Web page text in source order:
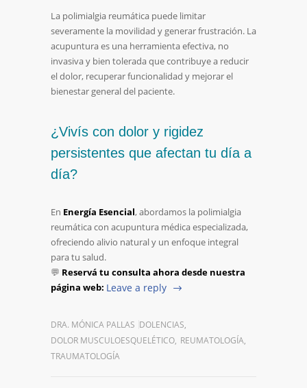
La polimialgia reumática puede limitar
severamente la movilidad y generar frustración. La
acupuntura es una herramienta efectiva, no
invasiva y bien tolerada que contribuye a reducir
el dolor, recuperar funcionalidad y mejorar el
bienestar general del paciente.
¿Vivís con dolor y rigidez
persistentes que afectan tu día a
día?
En Energía Esencial, abordamos la polimialgia
reumática con acupuntura médica especializada,
ofreciendo alivio natural y un enfoque integral
para tu salud.
💬 Reservá tu consulta ahora desde nuestra
página web: Leave a reply
DRA. MÓNICA PALLAS DOLENCIAS,
DOLOR MUSCULOESQUELÉTICO, REUMATOLOGÍA,
TRAUMATOLOGÍA